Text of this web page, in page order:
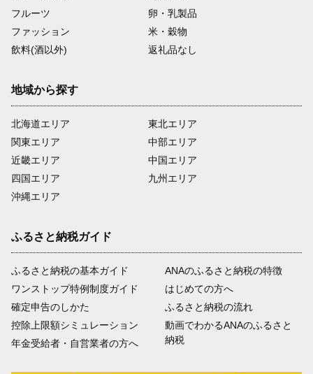
フルーツ
卵・乳製品
ファッション
米・穀物
飲料(酒以外)
返礼品なし
地域から探す
北海道エリア
関東エリア
近畿エリア
四国エリア
沖縄エリア
東北エリア
中部エリア
中国エリア
九州エリア
ふるさと納税ガイド
ふるさと納税の基本ガイド
ワンストップ特例制度ガイド
確定申告のしかた
控除上限額シミュレーション
年金受給者・自営業者の方へ
ANAのふるさと納税の特徴
はじめての方へ
ふるさと納税の流れ
動画でわかるANAのふるさと
納税